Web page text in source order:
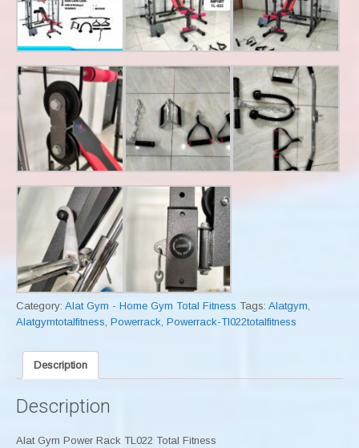
Category: Alat Gym - Home Gym Total Fitness Tags: Alatgym,
Alatgymtotalfitness, Powerrack, Powerrack-Tl022totalfitness
Description
Description
Alat Gym Power Rack TL022 Total Fitness